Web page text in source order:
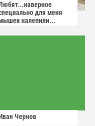
для меня
налепили...
Чернов